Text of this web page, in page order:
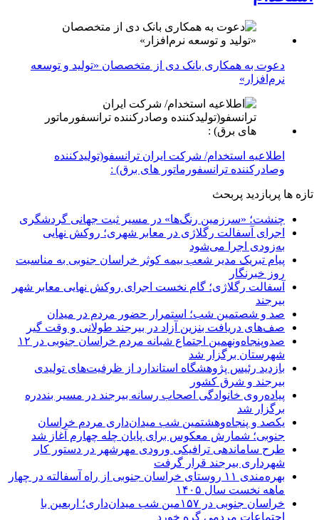
دعوت به همکاری بانک دی از متخصصان «تولید و توسعه
نرم‌افزار»
اطلاعیه استخدام/ شرکت ایران ترانسفو(تولیدکننده
وصادرکننده ترانسفورماتور های برق) :
تازه ها پربازدید پربحث
چنشت؛ «سرزمین رنگ‌ها» در مسیر ثبت جهانی گردشگری
اجرای آسفالت رگلاژی در معابر شهری؛ روکش نهایی
به‌زودی اجرا می‌شود
پیام تبریک مدیر شعب بیمه کوثر خراسان جنوبی به مناسبت
روز خبرنگار
آسفالت رگلاژی؛ گام نخست اجرای روکش نهایی معابر شهر
بیرجند
صد و شصتمین شب؛ استمرار حضور مردم در میدان
صف‌های دریافت بنزین آزاد در بیرجند طولانی و وقت گیر
صدوپنجاه‌ونهمین اجتماع شبانه مردم خراسان جنوبی در ۱۲
شهرستان برگزار شد
بازدید رئیس پژوهشگاه استاندارد از ظرفیت‌های تولیدی
بیرجند و شرق کشور
پیاده‌روی خانوادگی اصحاب رسانه بیرجند در مسیر بنددره
برگزار شد
یکصد و پنجاه‌وهشتمین شب میدان‌داری مردم خراسان
جنوبی؛ شمارش معکوس برای پایان چله چهارم آغاز شد
طرح ساماندهی ترافیکی ورودی مهرشهر در دستور کار
شهرداری بیرجند قرار گرفت
بهره‌مندی ۱۱ روستای خراسان جنوبی از راه آسفالته در چهار
ماهه نخست سال ۱۴۰۵
خراسان جنوبی در ۱۵۷مین شب میدان‌داری؛ اربعین با
اجتماعات مردمی گره خورد